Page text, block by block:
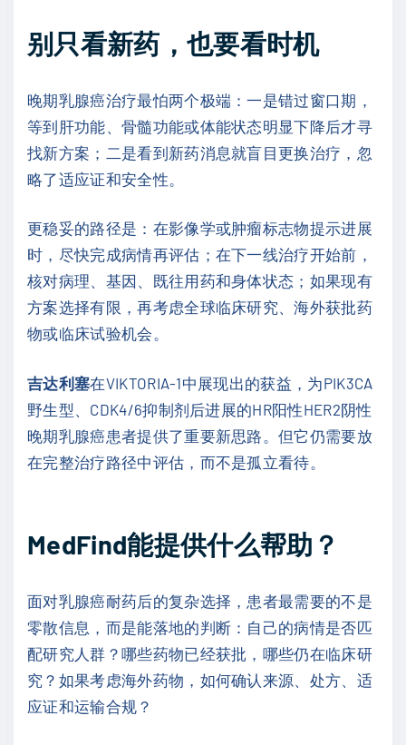
别只看新药，也要看时机
晚期乳腺癌治疗最怕两个极端：一是错过窗口期，
等到肝功能、骨髓功能或体能状态明显下降后才寻
找新方案；二是看到新药消息就盲目更换治疗，忽
略了适应证和安全性。
更稳妥的路径是：在影像学或肿瘤标志物提示进展
时，尽快完成病情再评估；在下一线治疗开始前，
核对病理、基因、既往用药和身体状态；如果现有
方案选择有限，再考虑全球临床研究、海外获批药
物或临床试验机会。
吉达利塞在VIKTORIA-1中展现出的获益，为PIK3CA
野生型、CDK4/6抑制剂后进展的HR阳性HER2阴性
晚期乳腺癌患者提供了重要新思路。但它仍需要放
在完整治疗路径中评估，而不是孤立看待。
MedFind能提供什么帮助？
面对乳腺癌耐药后的复杂选择，患者最需要的不是
零散信息，而是能落地的判断：自己的病情是否匹
配研究人群？哪些药物已经获批，哪些仍在临床研
究？如果考虑海外药物，如何确认来源、处方、适
应证和运输合规？